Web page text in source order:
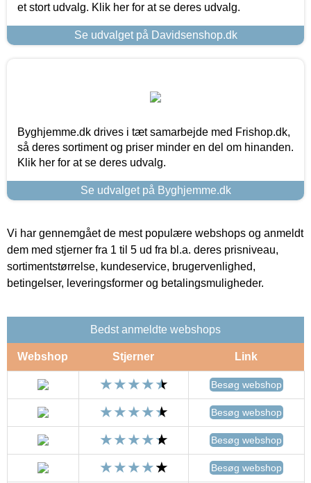
et stort udvalg. Klik her for at se deres udvalg.
Se udvalget på Davidsenshop.dk
Byghjemme.dk drives i tæt samarbejde med Frishop.dk,
så deres sortiment og priser minder en del om hinanden.
Klik her for at se deres udvalg.
Se udvalget på Byghjemme.dk
Vi har gennemgået de mest populære webshops og anmeldt
dem med stjerner fra 1 til 5 ud fra bl.a. deres prisniveau,
sortimentstørrelse, kundeservice, brugervenlighed,
betingelser, leveringsformer og betalingsmuligheder.
Bedst anmeldte webshops
Webshop Stjerner Link
Besøg webshop
Besøg webshop
Besøg webshop
Besøg webshop